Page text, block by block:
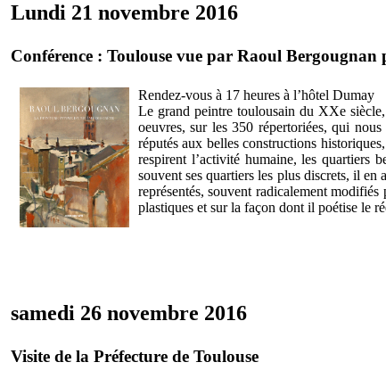
Lundi 21 novembre 2016
Conférence : Toulouse vue par Raoul
Rendez-vous à 17 heures à l’hôtel Dumay
Le grand peintre toulousain du XXe
oeuvres, sur les 350 répertoriées, qui
réputés aux belles constructions
respirent l’activité humaine, les quartiers
souvent ses quartiers les plus discrets, il
représentés, souvent radicalement
plastiques et sur la façon dont il poétise le
samedi 26 novembre 2016
Visite de la Préfecture de Toulouse